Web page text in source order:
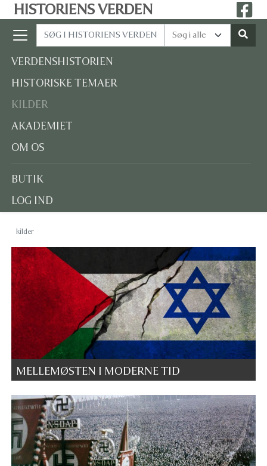
HISTORIENS VERDEN
VERDENSHISTORIEN
HISTORISKE TEMAER
KILDER
AKADEMIET
OM OS
BUTIK
LOG IND
kilder
MELLEMØSTEN I MODERNE TID